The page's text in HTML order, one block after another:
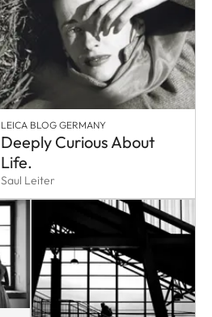
LEICA BLOG GERMANY
Deeply Curious About
Life.
Saul Leiter